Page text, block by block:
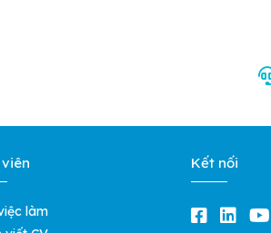
làm
Kết nối